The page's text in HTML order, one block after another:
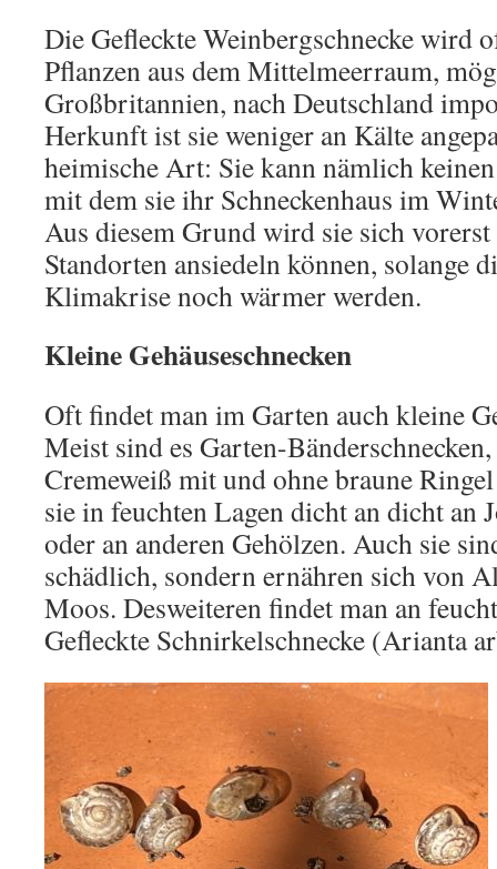
Die Gefleckte Weinbergschnecke wird
Pflanzen aus dem Mittelmeerraum,
Großbritannien, nach Deutschland
Herkunft ist sie weniger an Kälte
heimische Art: Sie kann nämlich
mit dem sie ihr Schneckenhaus im
Aus diesem Grund wird sie sich
Standorten ansiedeln können, solange
Klimakrise noch wärmer werden.
Kleine Gehäuseschnecken
Oft findet man im Garten auch kleine
Meist sind es Garten-
Cremeweiß mit und ohne braune
sie in feuchten Lagen dicht an dicht an
oder an anderen Gehölzen. Auch sie
schädlich, sondern ernähren sich von
Moos. Desweiteren findet man an
Gefleckte Schnirkelschnecke (Arianta